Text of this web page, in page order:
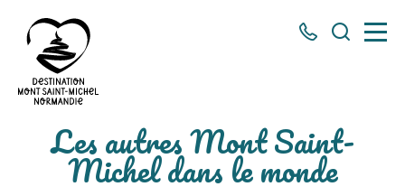
Tous
Les autres Mont Saint-
Michel dans le monde